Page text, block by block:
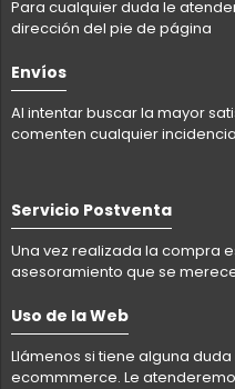
Para cualquier duda le
dirección del pie de página
Envíos
Al intentar buscar la mayor
comenten cualquier incidencia
Servicio Postventa
Una vez realizada la compra
asesoramiento que se
Uso de la Web
Llámenos si tiene alguna
ecommmerce. Le